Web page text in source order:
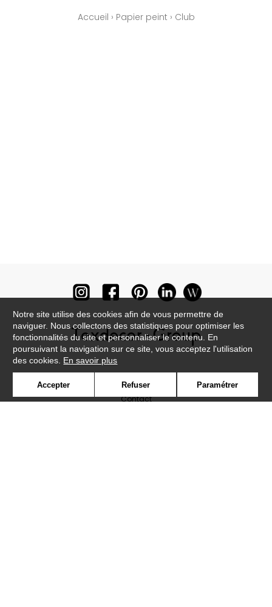
Accueil › Papier peint › Club
Contact
Notre site utilise des cookies afin de vous permettre de
naviguer. Nous collectons des statistiques pour optimiser les
fonctionnalités du site et personnaliser le contenu. En
poursuivant la navigation sur ce site, vous acceptez l'utilisation
des cookies. En savoir plus
Accepter Refuser Paramétrer